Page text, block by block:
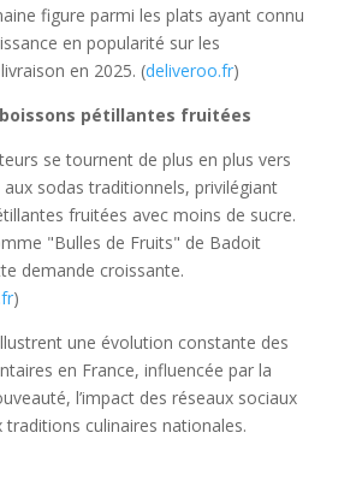
figure parmi les plats ayant connu
en popularité sur les
en 2025. (deliveroo.fr)
boissons pétillantes fruitées
se tournent de plus en plus vers
sodas traditionnels, privilégiant
fruitées avec moins de sucre.
"Bulles de Fruits" de Badoit
demande croissante.
)
une évolution constante des
en France, influencée par la
l’impact des réseaux sociaux
culinaires nationales.